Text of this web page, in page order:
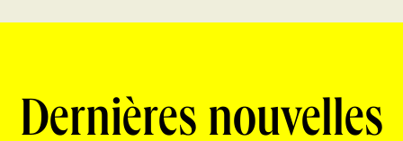
Dernières nouvelles